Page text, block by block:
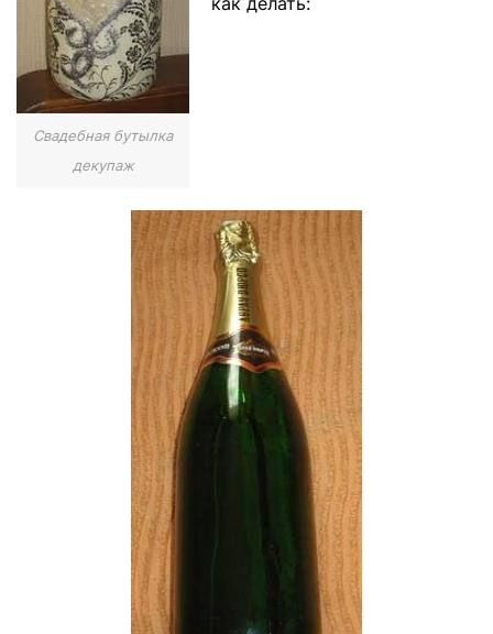
Свадебная бутылка
декупаж